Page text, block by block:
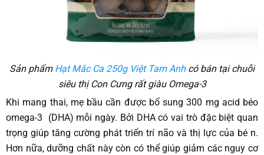
Sản phẩm Hạt Mắc Ca 250g Việt Tam Anhcó bán tại chuỗi
siêu thị Con Cưng rất giàu Omega-3
Khi mang thai, mẹ bầu cần được bổ sung 300 mg acid béo
omega-3 (DHA) mỗi ngày. Bởi DHA có vai trò đặc biệt quan
trọng giúp tăng cường phát triển trí não và thị lực của bé n.
Hơn nữa, dưỡng chất này còn có thể giúp giảm các nguy cơ